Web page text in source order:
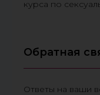
курса по
Обратная
Ответы на ваши